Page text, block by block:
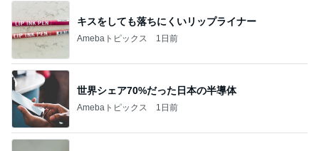
キスをしても落ちにくいリップライナー
Amebaトピックス 1日前
世界シェア70%だった日本の半導体
Amebaトピックス 1日前